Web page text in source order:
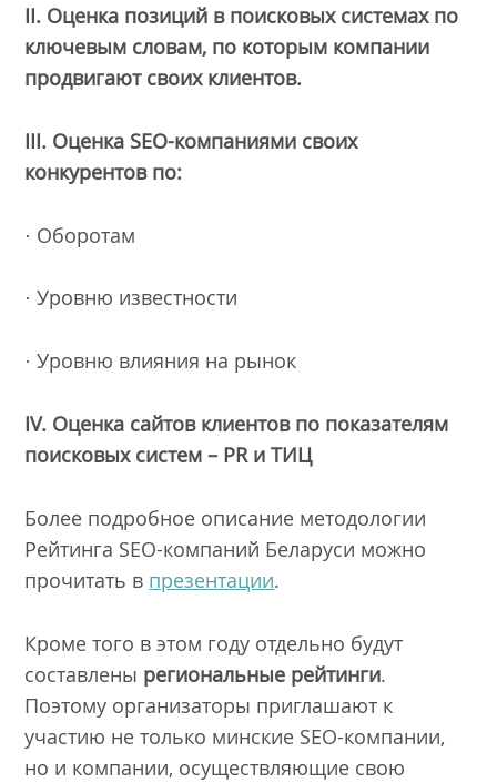
II. Оценка позиций в поисковых системах по
ключевым словам, по которым компании
продвигают своих клиентов.
III. Оценка SEO-компаниями своих
конкурентов по:
· Оборотам
· Уровню известности
· Уровню влияния на рынок
IV. Оценка сайтов клиентов по показателям
поисковых систем – PR и ТИЦ
Более подробное описание методологии
Рейтинга SEO-компаний Беларуси можно
прочитать в презентации.
Кроме того в этом году отдельно будут
составлены региональные рейтинги.
Поэтому организаторы приглашают к
участию не только минские SEO-компании,
но и компании, осуществляющие свою